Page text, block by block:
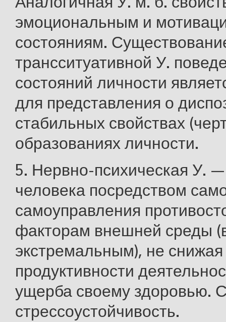
эмоциональным и
состояниям.
трансситуативной У.
состояний личности
для представления о
стабильных свойствах
образованиях личности.
5. Нервно-психическая У.
человека посредством
самоуправления
факторам внешней среды
экстремальным), не снижая
продуктивности
ущерба своему здоровью.
стрессоустойчивость.